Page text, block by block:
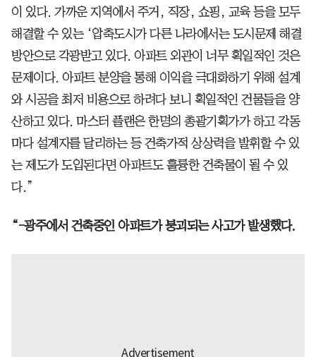
이 있다. 가까운 지역에서 주거, 직장, 쇼핑, 교육 등을 모두
해결할 수 있는 ‘압축도시가 다른 나라에서는 도시문제 해결
방안으로 각광받고 있다. 아파트 외관이 너무 획일적인 것은
문제이다. 아파트 분양을 통해 이익을 극대화하기 위해 설계
와 시공을 최저 비용으로 하려다 보니 획일적인 건물들을 양
산하고 있다. 마스터 플랜은 한명의 총괄기획가가 하고 각동
마다 설계자를 달리하는 등 건축가적 상상력을 발휘할 수 있
는 제도가 도입된다면 아파트도 훌륭한 건축물이 될 수 있
다.”
“-광주에서 건축중인 아파트가 붕괴되는 사고가 발생했다.